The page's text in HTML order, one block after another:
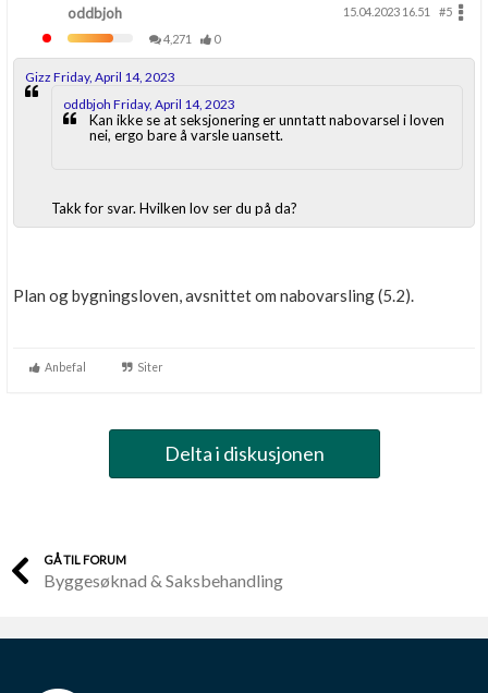
oddbjoh 15.04.2023 16.51
#5
4,271
0
Gizz Friday, April 14, 2023
oddbjoh Friday, April 14, 2023
Kan ikke se at seksjonering er unntatt nabovarsel i loven
nei, ergo bare å varsle uansett.
Takk for svar. Hvilken lov ser du på da?
Plan og bygningsloven, avsnittet om nabovarsling (5.2).
Anbefal Siter
Delta i diskusjonen
GÅ TIL FORUM
Byggesøknad & Saksbehandling